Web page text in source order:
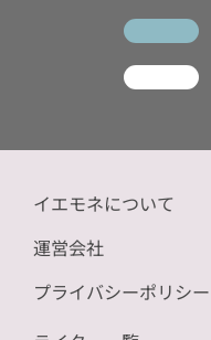
イエモネについて
運営会社
プライバシーポリシー